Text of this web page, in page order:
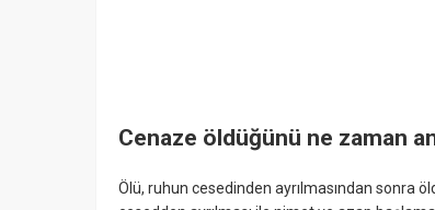
Cenaze öldüğünü ne zaman
Ölü, ruhun cesedinden ayrılmasından sonra